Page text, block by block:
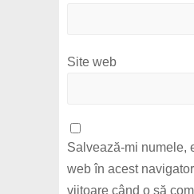
Site web
Salvează-mi numele,
web în acest
viitoare când o să